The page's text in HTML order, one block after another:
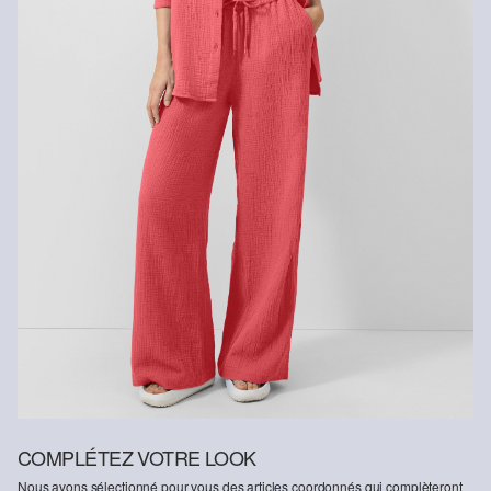
COMPLÉTEZ VOTRE LOOK
Nous avons sélectionné pour vous des articles coordonnés qui complèteront